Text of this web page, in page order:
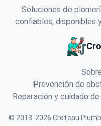
Soluciones de
confiables, disponibles
Prevención de
Reparación y cuidado
© 2013-2026 Croteau